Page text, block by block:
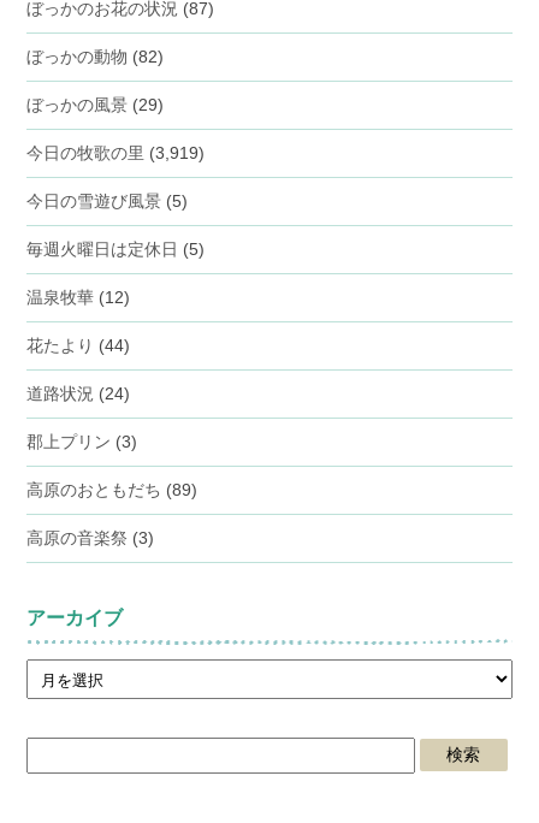
ぼっかのお花の状況 (87)
ぼっかの動物 (82)
ぼっかの風景 (29)
今日の牧歌の里 (3,919)
今日の雪遊び風景 (5)
毎週火曜日は定休日 (5)
温泉牧華 (12)
花たより (44)
道路状況 (24)
郡上プリン (3)
高原のおともだち (89)
高原の音楽祭 (3)
アーカイブ